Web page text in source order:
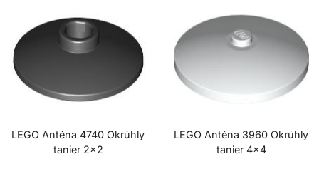
LEGO Anténa 4740 Okrúhly
tanier 2×2
LEGO Anténa 3960 Okrúhly
tanier 4×4